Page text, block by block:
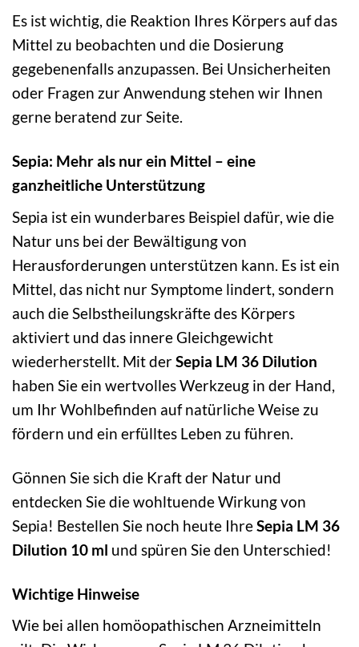
Es ist wichtig, die Reaktion Ihres Körpers auf das
Mittel zu beobachten und die Dosierung
gegebenenfalls anzupassen. Bei Unsicherheiten
oder Fragen zur Anwendung stehen wir Ihnen
gerne beratend zur Seite.
Sepia: Mehr als nur ein Mittel – eine
ganzheitliche Unterstützung
Sepia ist ein wunderbares Beispiel dafür, wie die
Natur uns bei der Bewältigung von
Herausforderungen unterstützen kann. Es ist ein
Mittel, das nicht nur Symptome lindert, sondern
auch die Selbstheilungskräfte des Körpers
aktiviert und das innere Gleichgewicht
wiederherstellt. Mit derSepia LM 36 Dilution
haben Sie ein wertvolles Werkzeug in der Hand,
um Ihr Wohlbefinden auf natürliche Weise zu
fördern und ein erfülltes Leben zu führen.
Gönnen Sie sich die Kraft der Natur und
entdecken Sie die wohltuende Wirkung von
Sepia! Bestellen Sie noch heute IhreSepia LM 36
Dilution 10 ml und spüren Sie den Unterschied!
Wichtige Hinweise
Wie bei allen homöopathischen Arzneimitteln